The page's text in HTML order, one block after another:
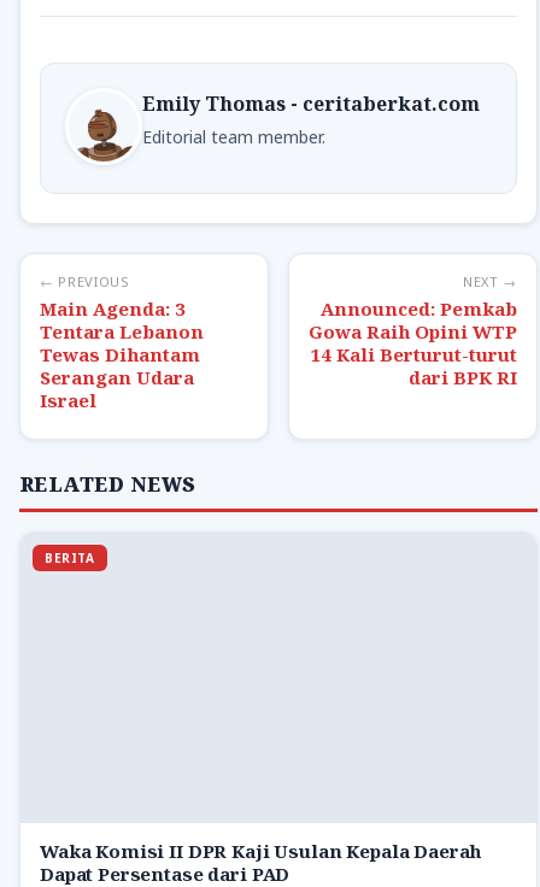
Emily Thomas - ceritaberkat.com
Editorial team member.
← PREVIOUS
Main Agenda: 3
Tentara Lebanon
Tewas Dihantam
Serangan Udara
Israel
NEXT →
Announced: Pemkab
Gowa Raih Opini WTP
14 Kali Berturut-turut
dari BPK RI
RELATED NEWS
BERITA
Waka Komisi II DPR Kaji Usulan Kepala Daerah
Dapat Persentase dari PAD